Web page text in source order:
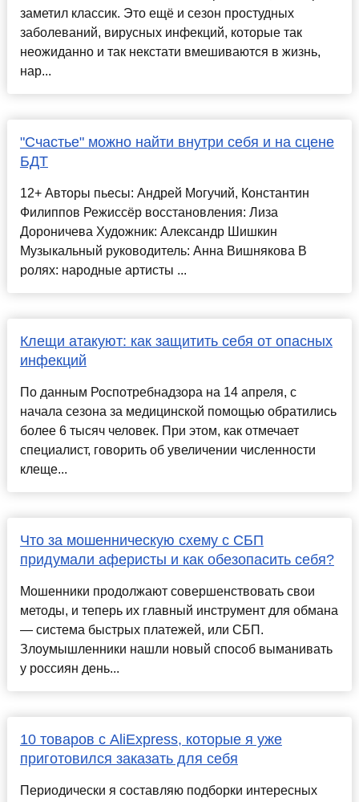
заметил классик. Это ещё и сезон простудных
заболеваний, вирусных инфекций, которые так
неожиданно и так некстати вмешиваются в жизнь,
нар...
"Счастье" можно найти внутри себя и на сцене
БДТ
12+ Авторы пьесы: Андрей Могучий, Константин
Филиппов Режиссёр восстановления: Лиза
Дороничева Художник: Александр Шишкин
Музыкальный руководитель: Анна Вишнякова В
ролях: народные артисты ...
Клещи атакуют: как защитить себя от опасных
инфекций
По данным Роспотребнадзора на 14 апреля, с
начала сезона за медицинской помощью обратились
более 6 тысяч человек. При этом, как отмечает
специалист, говорить об увеличении численности
клеще...
Что за мошенническую схему с СБП
придумали аферисты и как обезопасить себя?
Мошенники продолжают совершенствовать свои
методы, и теперь их главный инструмент для обмана
— система быстрых платежей, или СБП.
Злоумышленники нашли новый способ выманивать
у россиян день...
10 товаров с AliExpress, которые я уже
приготовился заказать для себя
Периодически я составляю подборки интересных